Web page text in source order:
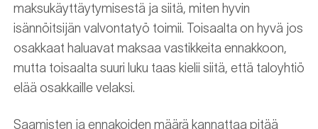
maksukäyttäytymisestä ja siitä, miten hyvin
isännöitsijän valvontatyö toimii. Toisaalta on hyvä jos
osakkaat haluavat maksaa vastikkeita ennakkoon,
mutta toisaalta suuri luku taas kielii siitä, että taloyhtiö
elää osakkaille velaksi.
Saamisten ja ennakoiden määrä kannattaa pitää